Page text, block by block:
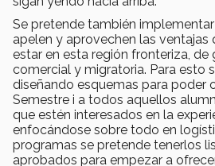
Se pretende también
apelen y aprovechen las ventajas
estar en esta región fronteriza, de
comercial y migratoria. Para esto
diseñando esquemas para poder
Semestre i a todos aquellos
que estén interesados en la
enfocándose sobre todo en
programas se pretende tenerlos
aprobados para empezar a